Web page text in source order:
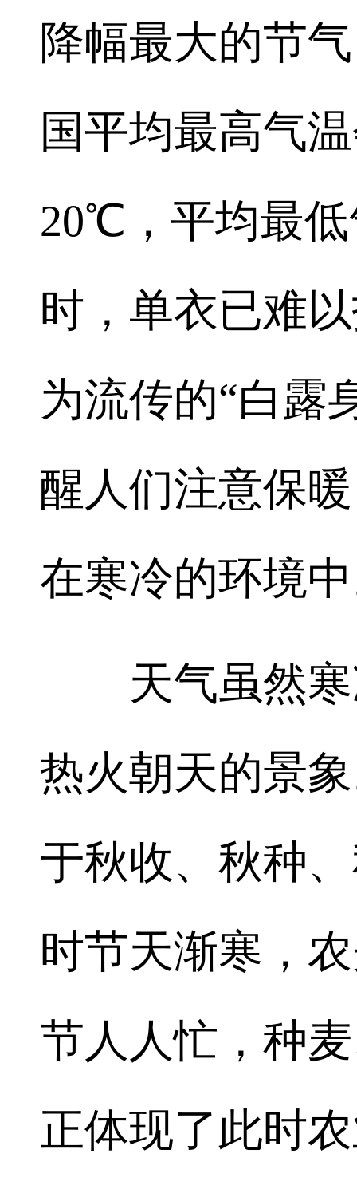
降幅最大的节
国平均最高气
20℃，平均最
时，单衣已难
为流传的“白露
醒人们注意保
在寒冷的环境
天气虽然寒
热火朝天的景
于秋收、秋种
时节天渐寒，
节人人忙，种
正体现了此时